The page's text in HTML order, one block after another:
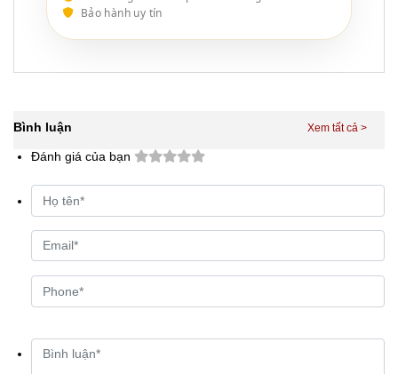
Bảo hành uy tín
Bình luận
Đánh giá của bạn